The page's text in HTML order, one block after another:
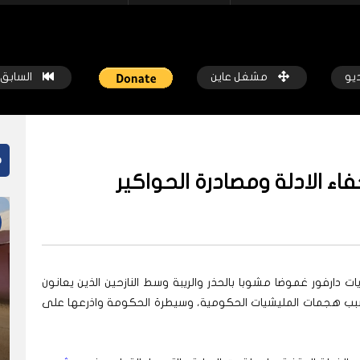
مشغل عاين السابق
شاهد لاحقاً
النار والجوع
عاين قبل أسبوع واحد
النفسية للملايين
شبكة عاين قبل أسبوعين
الادلة ومصادرة الحواكير
دارفور غموضا مشوبا بالحذر والريبة وسط النازحين الذين يعانون
بسبب هجمات المليشيات الحكومية، وسيطرة الحكومة واذرعها على